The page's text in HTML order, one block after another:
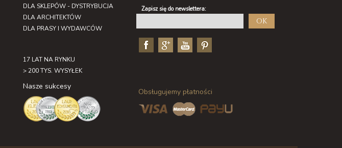
DLA SKLEPÓW - DYSTRYBUCJA
DLA ARCHITEKTÓW
DLA PRASY I WYDAWCÓW
17 LAT NA RYNKU
> 200 TYS. WYSYŁEK
Nasze sukcesy
Zapisz się do newslettera:
OK
Obsługujemy płatności